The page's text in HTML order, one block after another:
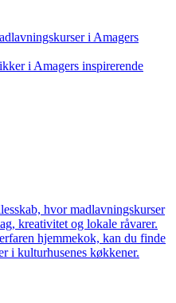
i Amagers
i Amagers inspirerende
hvor madlavningskurser
kreativitet og lokale råvarer.
hjemmekok, kan du finde
i kulturhusenes køkkener.